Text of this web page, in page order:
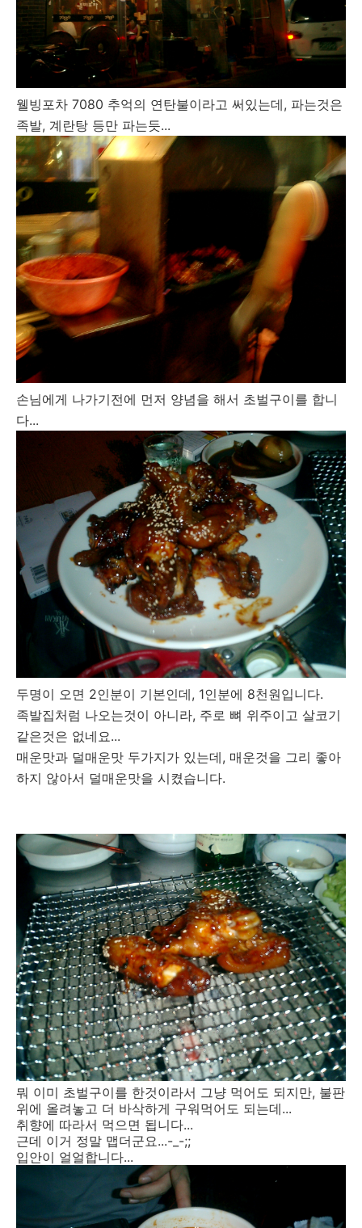
웰빙포차 7080 추억의 연탄불이라고 써있는데, 파는것은
족발, 계란탕 등만 파는듯...
손님에게 나가기전에 먼저 양념을 해서 초벌구이를 합니
다...
두명이 오면 2인분이 기본인데, 1인분에 8천원입니다.
족발집처럼 나오는것이 아니라, 주로 뼈 위주이고 살코기
같은것은 없네요...
매운맛과 덜매운맛 두가지가 있는데, 매운것을 그리 좋아
하지 않아서 덜매운맛을 시켰습니다.
뭐 이미 초벌구이를 한것이라서 그냥 먹어도 되지만, 불판
위에 올려놓고 더 바삭하게 구워먹어도 되는데...
취향에 따라서 먹으면 됩니다...
근데 이거 정말 맵더군요...-_-;;
입안이 얼얼합니다...